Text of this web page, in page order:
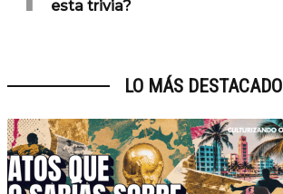
esta trivia?
LO MÁS DESTACADO